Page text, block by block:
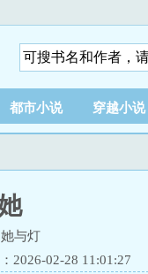
都市小说 穿越小说
与灯
2026-02-28 11:01:27